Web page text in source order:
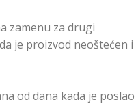
zamenu za drugi
je proizvod neoštećen i
od dana kada je poslao